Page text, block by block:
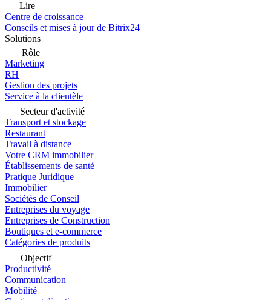
Lire
Centre de croissance
Conseils et mises à jour de Bitrix24
Solutions
Rôle
Marketing
RH
Gestion des projets
Service à la clientèle
Secteur d'activité
Transport et stockage
Restaurant
Travail à distance
Votre CRM immobilier
Établissements de santé
Pratique Juridique
Immobilier
Sociétés de Conseil
Entreprises du voyage
Entreprises de Construction
Boutiques et e-commerce
Catégories de produits
Objectif
Productivité
Communication
Mobilité